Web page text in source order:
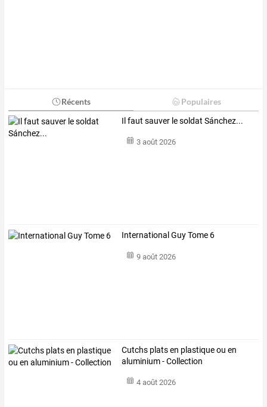
Récents Populaires
Il faut sauver le soldat Sánchez...
3 août 2026
International Guy Tome 6
9 août 2026
Cutchs plats en plastique ou en
aluminium - Collection
4 août 2026